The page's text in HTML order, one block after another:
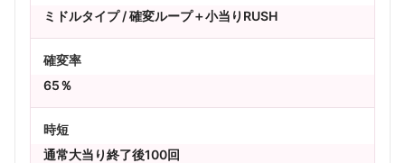
ミドルタイプ / 確変ループ＋小当りRUSH
確変率
65％
時短
通常大当り終了後100回